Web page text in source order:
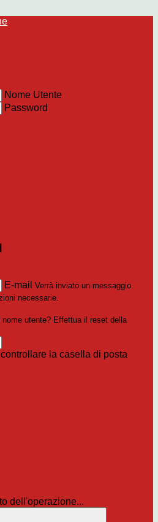
Nome Utente
Password
E-mail Verrà inviato un messaggio
necessarie.
utente? Effettua il reset della
la casella di posta
dell'operazione...